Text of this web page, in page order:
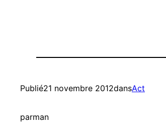
Publié21 novembre 2012dansAct
parman